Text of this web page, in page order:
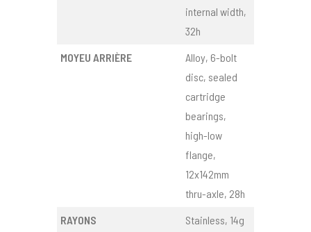
internal width,
32h
MOYEU ARRIÈRE
Alloy, 6-bolt
disc, sealed
cartridge
bearings,
high-low
flange,
12x142mm
thru-axle, 28h
RAYONS
Stainless, 14g